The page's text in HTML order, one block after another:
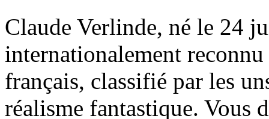
Claude Verlinde, né le 24
internationalement
français, classifié par les
réalisme fantastique. Vous